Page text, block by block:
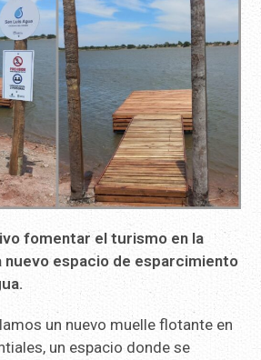
fomentar el turismo en la
nuevo espacio de esparcimiento
un nuevo muelle flotante en
un espacio donde se